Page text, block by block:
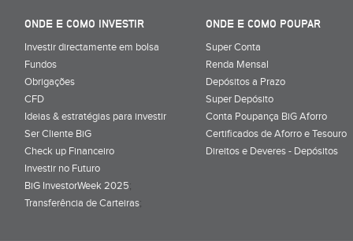
ONDE E COMO INVESTIR
Investir directamente em bolsa
Fundos
Obrigações
CFD
Ideias & estratégias para investir
Ser Cliente BiG
Check up Financeiro
Investir no Futuro
BiG InvestorWeek 2025;
Transferência de Carteiras;
ONDE E COMO POUPAR
Super Conta
Renda Mensal
Depósitos a Prazo
Super Depósito
Conta Poupança BiG Aforro
Certificados de Aforro e Tesouro
Direitos e Deveres - Depósitos